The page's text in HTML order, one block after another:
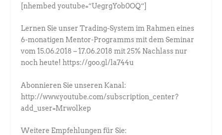
[nhembed youtube=“UegrgYob0OQ“]
Lernen Sie unser Trading-System im Rahmen eines
6-monatigen Mentor-Programms mit dem Seminar
vom 15.06.2018 – 17.06.2018 mit 25% Nachlass nur
noch heute! https://goo.gl/la744u
Abonnieren Sie unseren Kanal:
http://www.youtube.com/subscription_center?
add_user=Mrwolkep
Weitere Empfehlungen für Sie: